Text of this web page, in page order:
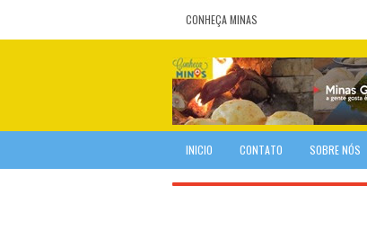
CONHEÇA MINAS
INICIO CONTATO SOBRE NÓS